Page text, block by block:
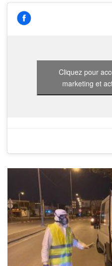
Cliquez pour
marketing et